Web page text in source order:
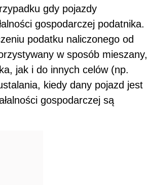
gdy pojazdy
gospodarczej podatnika.
podatku naliczonego od
w sposób mieszany,
jak i do innych celów (np.
kiedy dany pojazd jest
gospodarczej są